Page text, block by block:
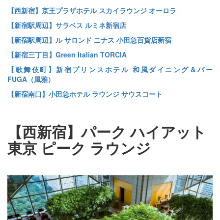
【西新宿】京王プラザホテル スカイラウンジ オーロラ
【新宿駅周辺】サラベス ルミネ新宿店
【新宿駅周辺】ル サロンド ニナス 小田急百貨店新宿
【新宿三丁目】Green Italian TORCIA
【歌舞伎町】新宿プリンスホテル 和風ダイニング＆バー
FUGA（風雅）
【新宿南口】小田急ホテル ラウンジ サウスコート
【西新宿】パーク ハイアット
東京 ピーク ラウンジ